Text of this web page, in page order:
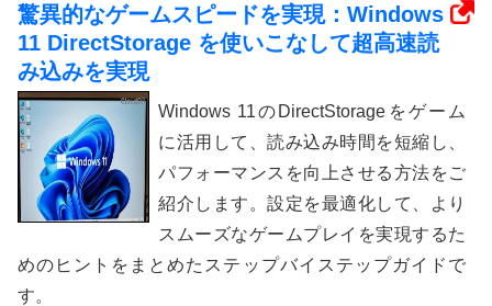
驚異的なゲームスピードを実現：Windows
11 DirectStorage を使いこなして超高速読
み込みを実現
Windows 11のDirectStorageをゲーム
に活用して、読み込み時間を短縮し、
パフォーマンスを向上させる方法をご
紹介します。設定を最適化して、より
スムーズなゲームプレイを実現するた
めのヒントをまとめたステップバイステップガイドで
す。